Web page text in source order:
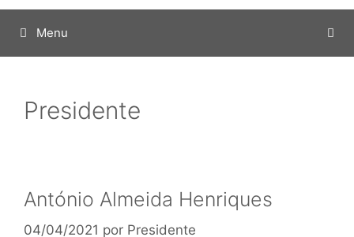
Menu
Presidente
António Almeida Henriques
04/04/2021 por Presidente